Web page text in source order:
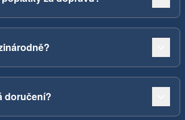
doručení?